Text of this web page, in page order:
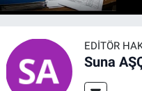
EDITÖR
Suna